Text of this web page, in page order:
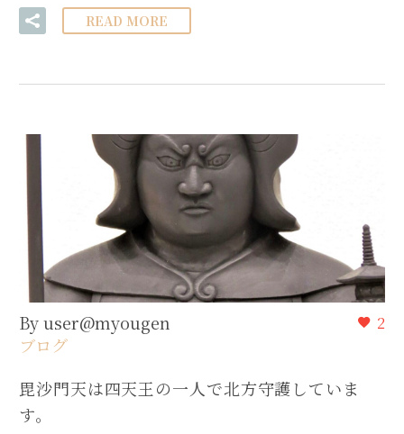
READ MORE
2
By user@myougen
ブログ
毘沙門天は四天王の一人で北方守護していま
す。